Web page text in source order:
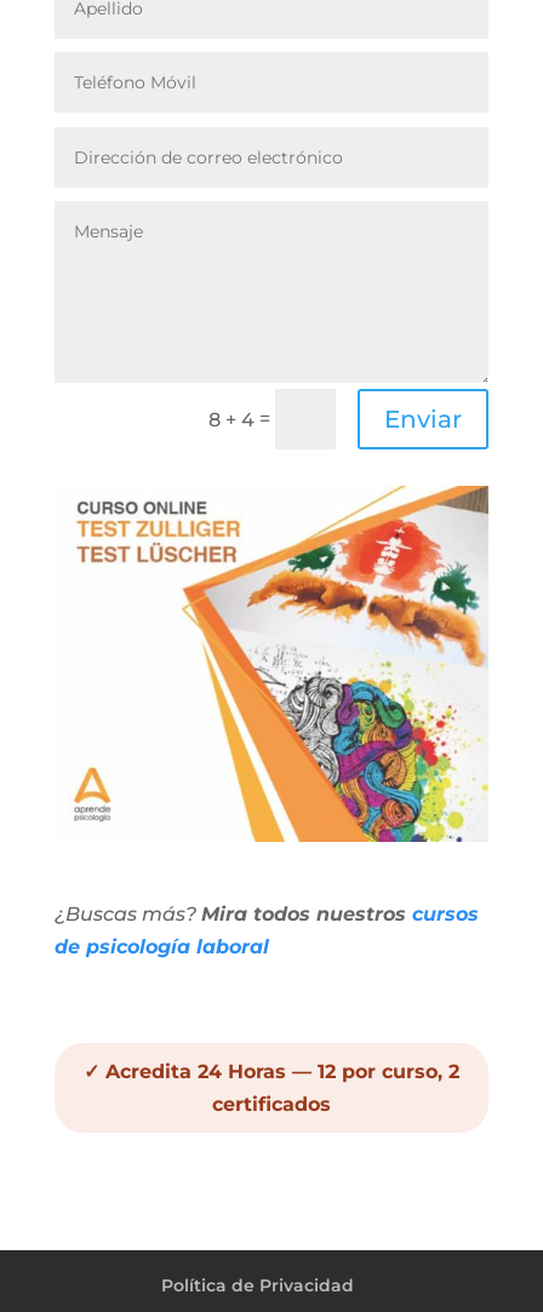
8 + 4 = Enviar
¿Buscas más? Mira todos nuestros cursos
de psicología laboral
✓ Acredita 24 Horas — 12 por curso, 2
certificados
Política de Privacidad